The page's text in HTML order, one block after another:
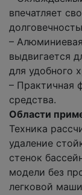
впечатляет
–
выдвигается
для удобного
– Практичная
средства.
Области
Техника
удаление
стенок
модели без
легковой